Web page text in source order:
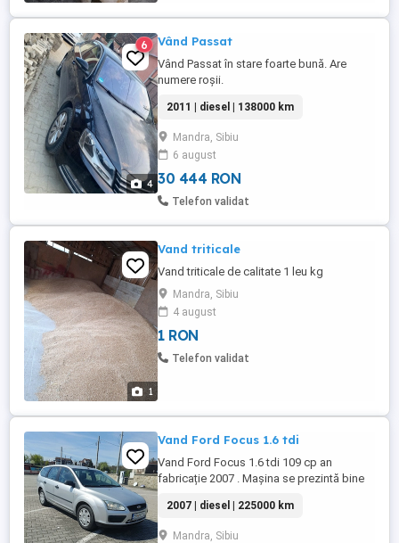
4
6 Vând Passat
Vând Passat în stare foarte bună. Are
numere roșii.
2011 | diesel | 138000 km
Mandra, Sibiu
6 august
30 444 RON
Telefon validat
1
Vand triticale
Vand triticale de calitate 1 leu kg
Mandra, Sibiu
4 august
1 RON
Telefon validat
Vand Ford Focus 1.6 tdi
Vand Ford Focus 1.6 tdi 109 cp an
fabricație 2007 . Mașina se prezintă bine
cu consum mic ideala pentru naveta sau
drumuri lungi!! Nu necesita nici o investiție!
2007 | diesel | 225000 km
Mandra, Sibiu